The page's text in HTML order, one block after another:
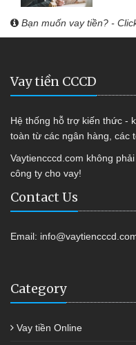
Bạn muốn vay tiền? -
Vay tiền CCCD
Hệ thống hỗ trợ kiến thức -
toàn từ các ngân hàng, các
Vaytiencccd.com không
công ty cho vay!
Contact Us
Email:
Category
Vay tiền Online